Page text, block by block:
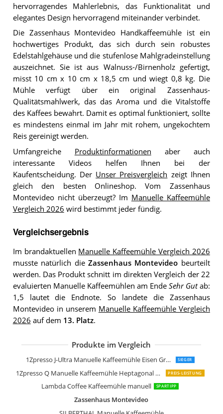
hervorragendes Mahlerlebnis, das Funktionalität und
elegantes Design hervorragend miteinander verbindet.
Die Zassenhaus Montevideo Handkaffeemühle ist ein
hochwertiges Produkt, das sich durch sein robustes
Edelstahlgehäuse und die stufenlose Mahlgradeinstellung
auszeichnet. Sie ist aus Walnuss-/Birnenholz gefertigt,
misst 10 cm x 10 cm x 18,5 cm und wiegt 0,8 kg. Die
Mühle verfügt über ein original Zassenhaus-
Qualitätsmahlwerk, das das Aroma und die Vitalstoffe
des Kaffees bewahrt. Damit es optimal funktioniert, sollte
es mindestens einmal im Jahr mit rohem, ungekochtem
Reis gereinigt werden.
Umfangreiche Produktinformationen aber auch
interessante Videos helfen Ihnen bei der
Kaufentscheidung. Der Unser Preisvergleich zeigt Ihnen
gleich den besten Onlineshop. Vom Zassenhaus
Montevideo nicht überzeugt? Im Manuelle Kaffeemühle
Vergleich 2026 wird bestimmt jeder fündig.
Vergleichsergebnis
Im brandaktuellen Manuelle Kaffeemühle Vergleich 2026
musste natürlich die Zassenhaus Montevideo beurteilt
werden. Das Produkt schnitt im direkten Vergleich der 22
evaluierten Manuelle Kaffeemühlen am Ende Sehr Gutab:
1,5 lautet die Endnote. So landete die Zassenhaus
Montevideo in unserem Manuelle Kaffeemühle Vergleich
2026 auf dem 13. Platz.
Produkte im Vergleich
1Zpresso J-Ultra Manuelle Kaffeemühle Eisen Grau SIEGER
1Zpresso Q Manuelle Kaffeemühle Heptagonal Version PREIS-LEISTUNG
Lambda Coffee Kaffeemühle manuell SPARTIPP
Zassenhaus Montevideo
Comandante Kaffeemühle Edelstahl
GEFU 16331 Kaffeemühle Santiago
Hario Mini Mühle Slim Plus Schwarz
Akirakoki Manuelle Kaffeemühle aus
Grönenberg Kaffeemühle
Gefu 16330 Kaffeemühle Lorenzo
Milu Manuelle Kaffeemühle
Milu Manuelle Kaffeemühle
Peugeot Manuelle Kaffeemühle
Porlex Tall Kaffee-Handmühle silber
Milu Manuelle Kaffeemühle
VIENESSO Kaffeemühle Manuell Hand
Stelton Kaffeemühle Stahl Schwarz